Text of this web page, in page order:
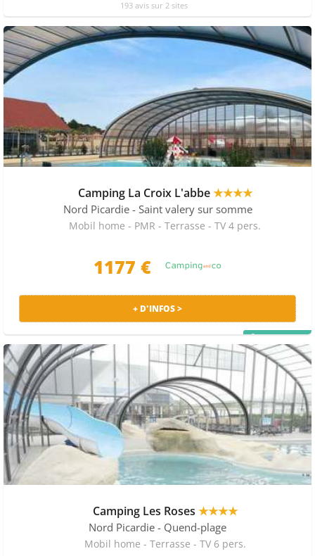
193 avis sur 2 sites
Camping La Croix L'abbe★★★★
Nord Picardie - Saint valery sur somme
Mobil home - PMR - Terrasse - TV 4 pers.
1177 €
+ D'INFOS >
Camping Les Roses ★★★★
Nord Picardie - Quend-plage
Mobil home - Terrasse - TV 6 pers.